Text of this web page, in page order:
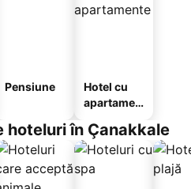
Pensiune
Hotel cu
apartamen
hoteluri în Çanakkale